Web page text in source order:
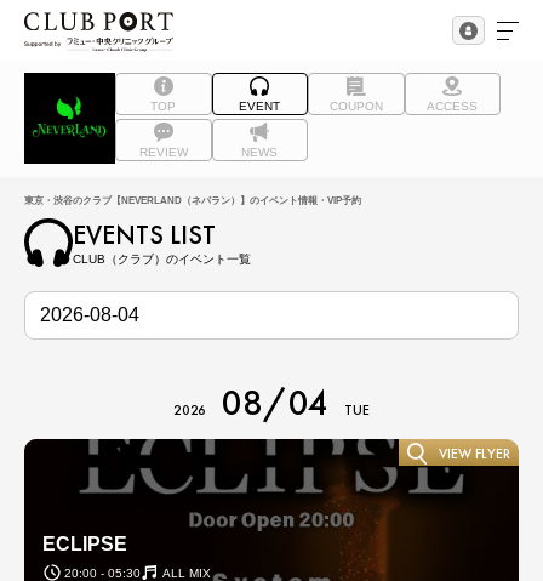
TOP EVENT COUPON ACCESS
REVIEW NEWS
東京・渋谷のクラブ【NEVERLAND（ネバラン）】のイベント情報・VIP予約
EVENTS LIST
CLUB（クラブ）のイベント一覧
2026 08/04 TUE
ECLIPSE
20:00 - 05:30 ALL MIX
VIEW FLYER